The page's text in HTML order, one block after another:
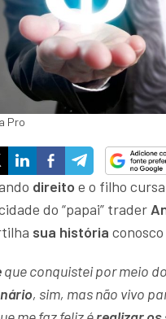
Pro
direito e o filho
do “papai” trader
sua história
que conquistei por meio
, sim, mas não vivo